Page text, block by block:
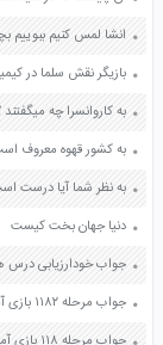
انشا لمس کنیم ببوییم بچشیم
بازیگر نقش سلما در
به کاروانسرا چه
به کشور قهوه معروف
دنیا جهان بخت کیست
جواب خودارزیابی درس
جواب مرحله ۱۱۸۲ بازی آمیرزا 1182 یک هزار و صد و هشتاد و دو پاسخ